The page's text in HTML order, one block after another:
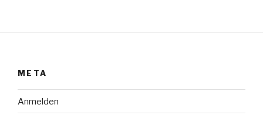
META
Anmelden